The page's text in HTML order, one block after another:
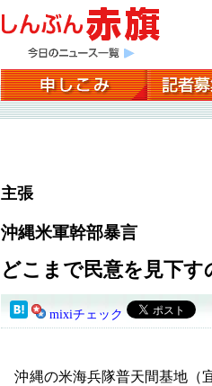
主張
沖縄米軍幹部暴言
どこまで民意を見下す
mixiチェック
沖縄の米海兵隊普天間基地（